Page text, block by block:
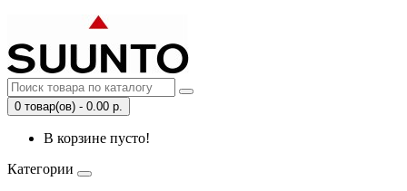
0 товар(ов) - 0.00 р.
В корзине пусто!
Категории